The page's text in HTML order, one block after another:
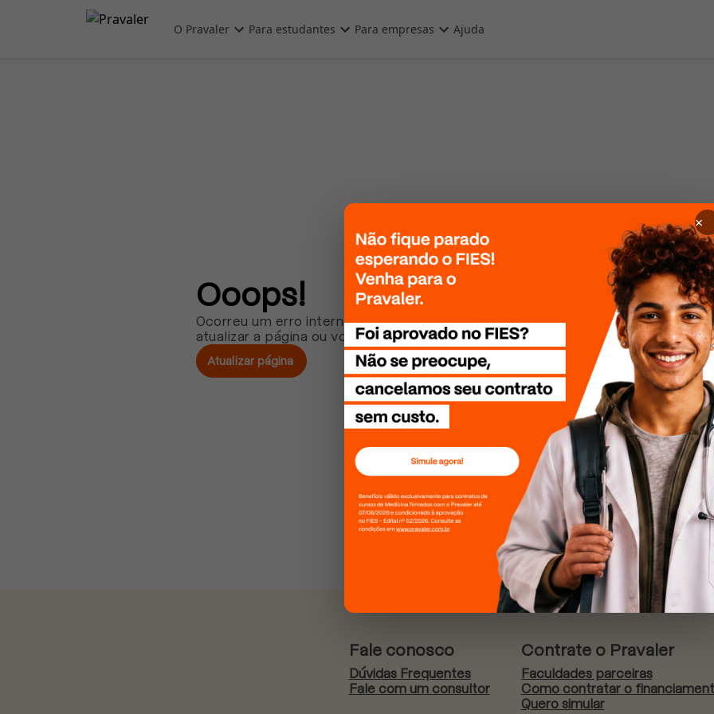
Pular para o conteúdo principal
O Pravaler Para estudantes Para empresas Ajuda
Ooops!
Ocorreu um erro interno. Por favor, tente
atualizar a página ou volte mais tarde!
Atualizar página
Fale conosco
Dúvidas Frequentes
Fale com um consultor
Contrate o Pravaler
Faculdades parceiras
Como contratar o
Quero simular
×